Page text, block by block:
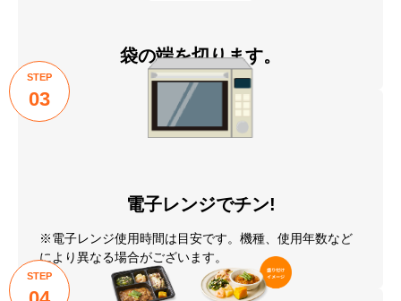
袋の端を切ります。
STEP
03
電子レンジでチン!
※電子レンジ使用時間は目安です。機種、使用年数など
により異なる場合がございます。
STEP